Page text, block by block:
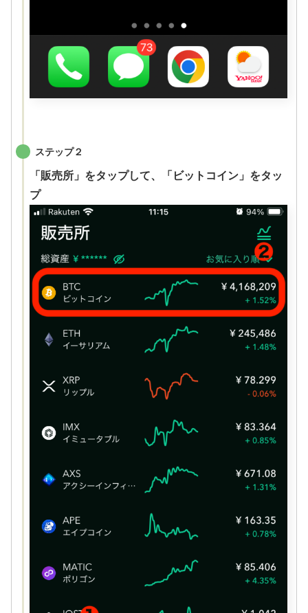
ステップ２
「販売所」をタップして、「ビットコイン」をタッ
プ